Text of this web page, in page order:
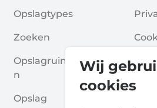
Wij
cookies
Opslagtypes
Zoeken
Opslagruimte Aanvrage
N
Opslag